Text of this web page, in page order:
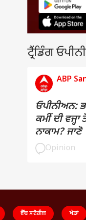
ਟ੍ਰੈਂਡਿੰਗ
ABP
ਓਪੀਨੀਅਨ:
ਕਮੀਂ ਦੀ
ਨਾਕਾਮ? ਜਾਣੋ
Opinion
ਵੈੱਬ ਸਟੋਰੀਜ਼ ਖੇਡਾਂ